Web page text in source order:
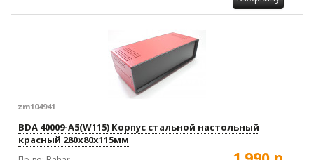
zm104941
BDA 40009-A5(W115) Корпус стальной настольный
красный 280x80x115мм